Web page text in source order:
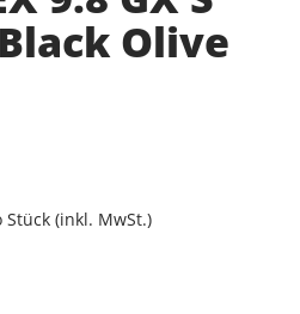
Olive
Stück (inkl. MwSt.)